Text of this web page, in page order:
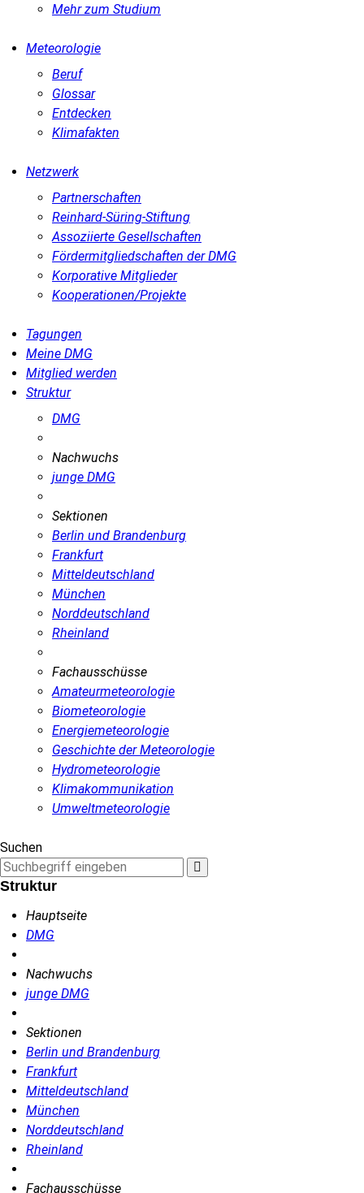
Mehr zum Studium
Meteorologie
Beruf
Glossar
Entdecken
Klimafakten
Netzwerk
Partnerschaften
Reinhard-Süring-Stiftung
Assoziierte Gesellschaften
Fördermitgliedschaften der DMG
Korporative Mitglieder
Kooperationen/Projekte
Tagungen
Meine DMG
Mitglied werden
Struktur
DMG
Nachwuchs
junge DMG
Sektionen
Berlin und Brandenburg
Frankfurt
Mitteldeutschland
München
Norddeutschland
Rheinland
Fachausschüsse
Amateurmeteorologie
Biometeorologie
Energiemeteorologie
Geschichte der Meteorologie
Hydrometeorologie
Klimakommunikation
Umweltmeteorologie
Suchen
Struktur
Hauptseite
DMG
Nachwuchs
junge DMG
Sektionen
Berlin und Brandenburg
Frankfurt
Mitteldeutschland
München
Norddeutschland
Rheinland
Fachausschüsse